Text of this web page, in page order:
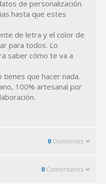
de personalización.
hasta que estes
de letra y el color de
para todos. Lo
saber cómo te va a
que hacer nada.
100% artesanal por
0 Opiniones
0 Comentarios